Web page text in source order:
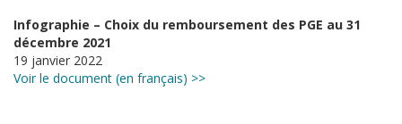
Infographie – Choix du remboursement des PGE au 31
décembre 2021
19 janvier 2022
Voir le document (en français) >>